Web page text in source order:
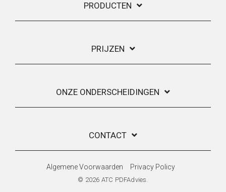
PRODUCTEN
PRIJZEN
ONZE ONDERSCHEIDINGEN
CONTACT
Algemene Voorwaarden Privacy Policy
© 2026 ATC PDFAdvies.